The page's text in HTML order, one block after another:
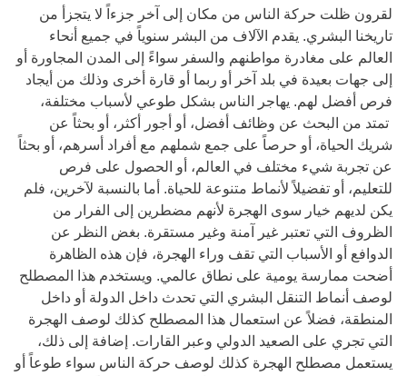
لقرون ظلت حركة الناس من مكان إلى آخر جزءاً لا يتجزأ من
تاريخنا البشري. يقدم الآلاف من البشر سنوياً في جميع أنحاء
العالم على مغادرة مواطنهم والسفر سواءً إلى المدن المجاورة أو
إلى جهات بعيدة في بلد آخر أو ربما أو قارة أخرى وذلك من أيجاد
فرص أفضل لهم. يهاجر الناس بشكل طوعي لأسباب مختلفة،
تمتد من البحث عن وظائف أفضل، أو أجور أكثر، أو بحثاً عن
شريك الحياة، أو حرصاً على جمع شملهم مع أفراد أسرهم، أو بحثاً
عن تجربة شيء مختلف في العالم، أو الحصول على فرص
للتعليم، أو تفضيلاً لأنماط متنوعة للحياة. أما بالنسبة لآخرين، فلم
يكن لديهم خيار سوى الهجرة لأنهم مضطرين إلى الفرار من
الظروف التي تعتبر غير آمنة وغير مستقرة. بغض النظر عن
الدوافع أو الأسباب التي تقف وراء الهجرة، فإن هذه الظاهرة
أضحت ممارسة يومية على نطاق عالمي. ويستخدم هذا المصطلح
لوصف أنماط التنقل البشري التي تحدث داخل الدولة أو داخل
المنطقة، فضلاً عن استعمال هذا المصطلح كذلك لوصف الهجرة
التي تجري على الصعيد الدولي وعبر القارات. إضافة إلى ذلك،
يستعمل مصطلح الهجرة كذلك لوصف حركة الناس سواء طوعاً أو